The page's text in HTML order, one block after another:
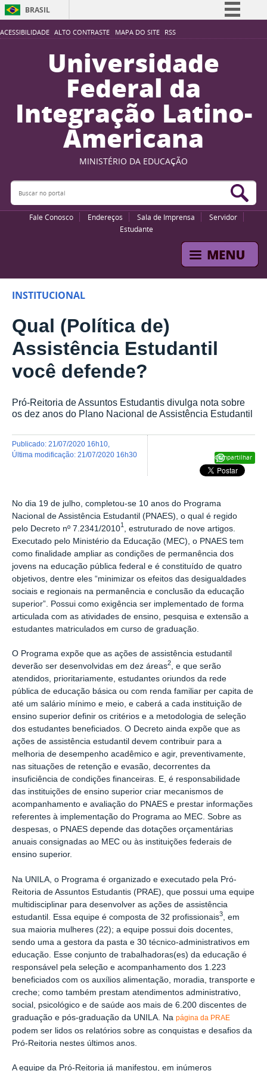
ACESSIBILIDADE ALTO CONTRASTE MAPA DO SITE RSS
BRASIL
Simplifique!
Participe
Acesso à informação
Legislação
Canais
Universidade
Federal da
Integração Latino-
Americana
MINISTÉRIO DA EDUCAÇÃO
Buscar no portal
Fale Conosco Endereços Sala de Imprensa
Servidor
Estudante
INSTITUCIONAL
Qual (Política de)
Assistência Estudantil
você defende?
Pró-Reitoria de Assuntos Estudantis divulga nota sobre
os dez anos do Plano Nacional de Assistência Estudantil
Compartilhar
publicado: 21/07/2020 16h10
última modificação: 21/07/2020 16h30
No dia 19 de julho, completou-se 10 anos do Programa
Nacional de Assistência Estudantil (PNAES), o qual é regido
pelo Decreto nº 7.2341/20101
, estruturado de nove artigos.
Executado pelo Ministério da Educação (MEC), o PNAES tem
como finalidade ampliar as condições de permanência dos
jovens na educação pública federal e é constituído de quatro
objetivos, dentre eles “minimizar os efeitos das desigualdades
sociais e regionais na permanência e conclusão da educação
superior”. Possui como exigência ser implementado de forma
articulada com as atividades de ensino, pesquisa e extensão a
estudantes matriculados em curso de graduação.
O Programa expõe que as ações de assistência estudantil
deverão ser desenvolvidas em dez áreas2, e que serão
atendidos, prioritariamente, estudantes oriundos da rede
pública de educação básica ou com renda familiar per capita de
até um salário mínimo e meio, e caberá a cada instituição de
ensino superior definir os critérios e a metodologia de seleção
dos estudantes beneficiados. O Decreto ainda expõe que as
ações de assistência estudantil devem contribuir para a
melhoria de desempenho acadêmico e agir, preventivamente,
nas situações de retenção e evasão, decorrentes da
insuficiência de condições financeiras. E, é responsabilidade
das instituições de ensino superior criar mecanismos de
acompanhamento e avaliação do PNAES e prestar informações
referentes à implementação do Programa ao MEC. Sobre as
despesas, o PNAES depende das dotações orçamentárias
anuais consignadas ao MEC ou às instituições federais de
ensino superior.
Na UNILA, o Programa é organizado e executado pela Pró-
Reitoria de Assuntos Estudantis (PRAE), que possui uma equipe
multidisciplinar para desenvolver as ações de assistência
estudantil. Essa equipe é composta de 32 profissionais3
, em
sua maioria mulheres (22); a equipe possui dois docentes,
sendo uma a gestora da pasta e 30 técnico-administrativos em
educação. Esse conjunto de trabalhadoras(es) da educação é
responsável pela seleção e acompanhamento dos 1.223
beneficiados com os auxílios alimentação, moradia, transporte e
creche; como também prestam atendimentos administrativo,
social, psicológico e de saúde aos mais de 6.200 discentes de
graduação e pós-graduação da UNILA. Na página da PRAE
podem ser lidos os relatórios sobre as conquistas e desafios da
Pró-Reitoria nestes últimos anos.
A equipe da Pró-Reitoria já manifestou, em inúmeros